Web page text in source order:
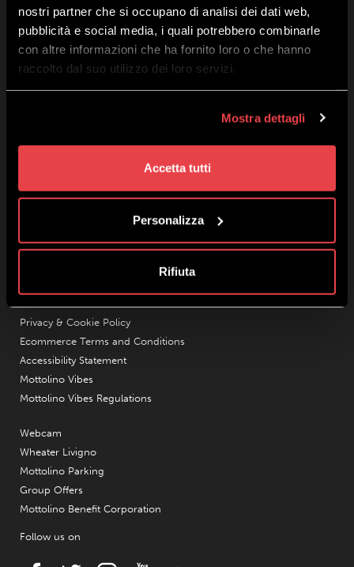
nostri partner che si occupano di analisi dei dati web,
pubblicità e social media, i quali potrebbero combinarle
con altre informazioni che ha fornito loro o che hanno
raccolto dal suo utilizzo dei loro servizi.
Mostra dettagli
Accetta tutti
Personalizza
Rifiuta
Via Bondi 473, 23041 Livigno (SO) – C.F. 00585220148
Share capital € 8.772.000,00 – REA di Sondrio n. 41452
Copyright 2019 Mottolino S.p.A.- Website:
Opening Gondola hours:09:00-16:40
Privacy & Cookie Policy
Ecommerce Terms and Conditions
Accessibility Statement
Mottolino Vibes
Mottolino Vibes Regulations
Webcam
Wheater Livigno
Mottolino Parking
Group Offers
Mottolino Benefit Corporation
Follow us on